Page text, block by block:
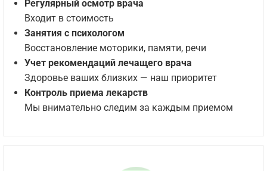
Регулярный осмотр врача
Входит в стоимость
Занятия с психологом
Восстановление моторики, памяти, речи
Учет рекомендаций лечащего врача
Здоровье ваших близких — наш приоритет
Контроль приема лекарств
Мы внимательно следим за каждым приемом